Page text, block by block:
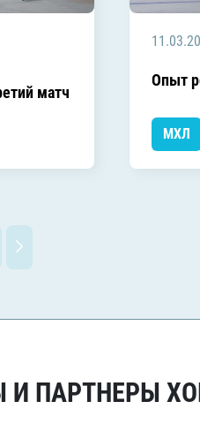
матч
Опыт
МХЛ
ПАРТНЕРЫ